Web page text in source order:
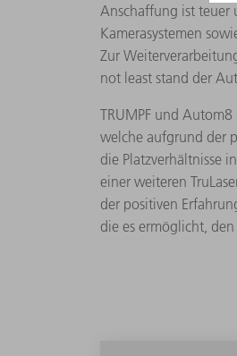
Anschaffung ist teuer
Kamerasystemen
Zur
not least stand der
TRUMPF und
welche aufgrund der
die Platzverhältnisse
einer weiteren
der positiven
die es ermöglicht,